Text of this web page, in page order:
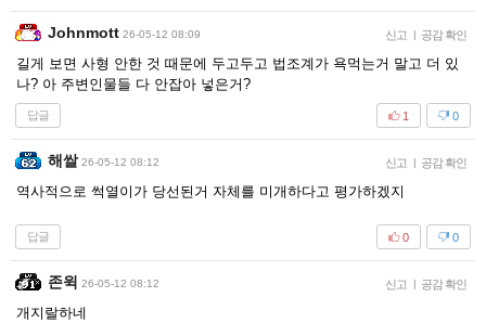
Johnmott 26-05-12 08:09 신고 | 공감 확인
길게 보면 사형 안한 것 때문에 두고두고 법조계가 욕먹는거 말고 더 있
나? 아 주변인물들 다 안잡아 넣은거?
답글 0
1
해쌀 26-05-12 08:12 신고 | 공감 확인
역사적으로 썩열이가 당선된거 자체를 미개하다고 평가하겠지
답글 0
0
존윅 26-05-12 08:12 신고 | 공감 확인
개지랄하네